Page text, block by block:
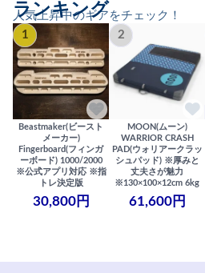
人気上昇中のギアをチェック！
ランキング
1
Beastmaker(ビースト
メーカー)
Fingerboard(フィンガ
ーボード) 1000/2000
※公式アプリ対応 ※指
トレ決定版
30,800円
2
MOON(ムーン)
WARRIOR CRASH
PAD(ウォリアークラッ
シュパッド) ※厚みと
丈夫さが魅力
※130×100×12cm 6kg
61,600円